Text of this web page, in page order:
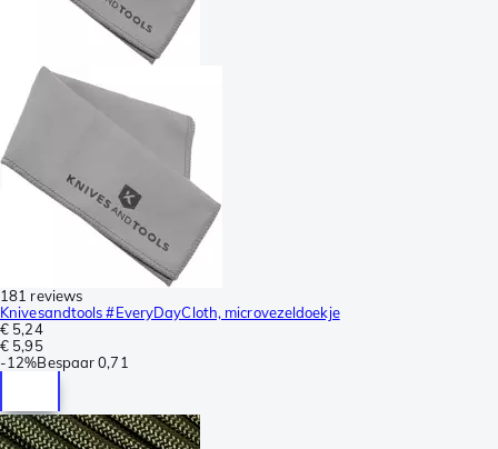
181 reviews
Knivesandtools #EveryDayCloth, microvezeldoekje
€ 5,24
€ 5,95
-12%Bespaar 0,71